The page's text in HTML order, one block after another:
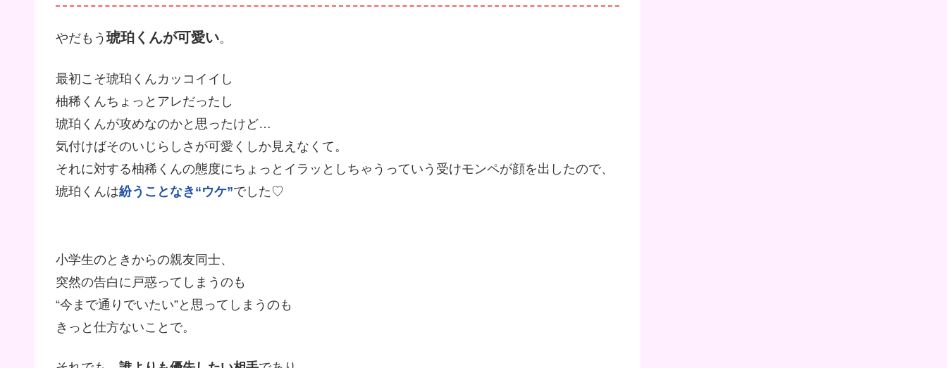
やだもう 琥珀くんが可愛い。
最初こそ琥珀くんカッコイイし
柚稀くんちょっとアレだったし
琥珀くんが攻めなのかと思ったけど…
気付けばそのいじらしさが可愛くしか見えなくて。
それに対する柚稀くんの態度にちょっとイラッとしちゃうっていう受けモンペが顔を出したので、
琥珀くんは紛うことなき“ウケ”でした♡
小学生のときからの親友同士、
突然の告白に戸惑ってしまうのも
“今まで通りでいたい”と思ってしまうのも
きっと仕方ないことで。